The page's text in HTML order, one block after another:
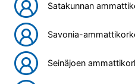
Satakunnan
Savonia-
Seinäjoen